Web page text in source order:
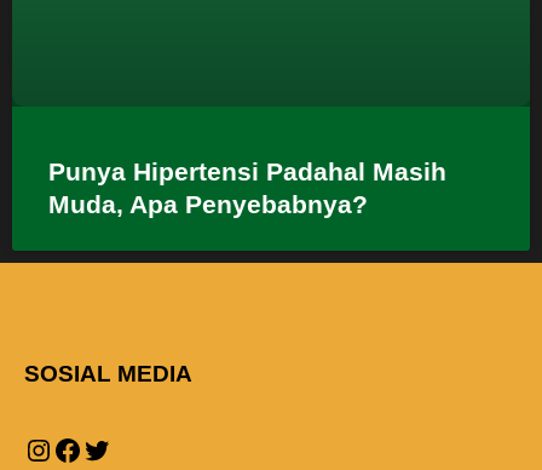
Punya Hipertensi Padahal Masih
Muda, Apa Penyebabnya?
SOSIAL MEDIA